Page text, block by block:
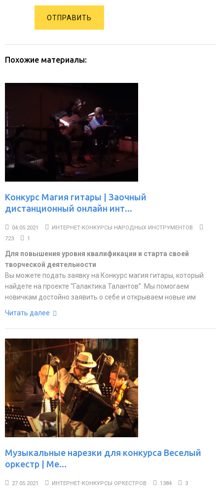
ОТПРАВИТЬ
Похожие материалы:
Конкурс Магия гитары | Заочный
дистанционный онлайн инт...
04.05.2021
ИНТЕРНЕТ-КОНКУРСЫ НАРОДНЫХ ИНСТРУМЕНТОВ
723
1
Для повышения уровня квалификации и старта своей
творческой деятельности
Вы можете подать заявку на Конкурс магия гитары, который
найдете на проекте “Галактика Талантов”. Мы помогаем
новичкам достойно заявить о себе и открываем новые им
Читать далее
Музыкальные нарезки для конкурса Веселый
оркестр | Ме...
27.05.2021 ИНТЕРНЕТ-КОНКУРСЫ ОРКЕСТРОВ 1384 3